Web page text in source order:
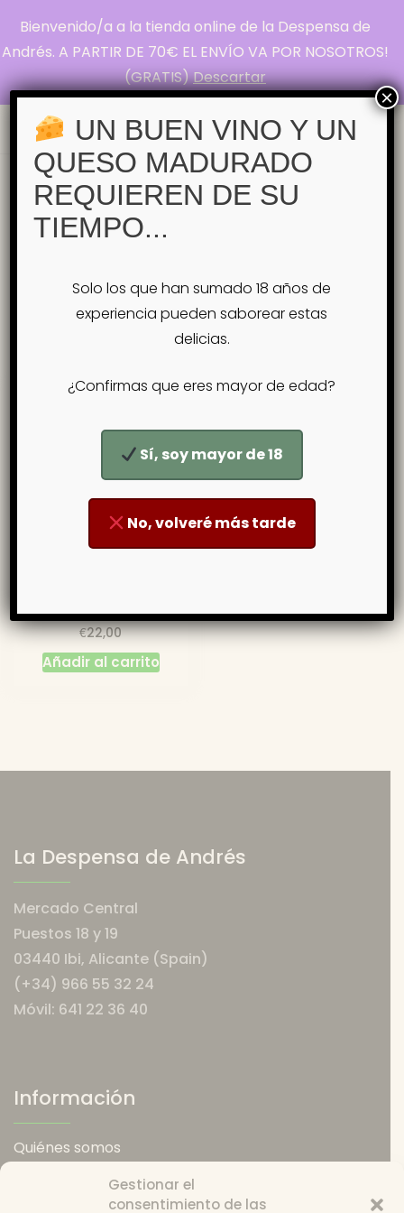
Gestionar el
consentimiento de las
Bienvenido/a a la tienda online de la Despensa de
Andrés. A PARTIR DE 70€ EL ENVÍO VA POR NOSOTROS!
(GRATIS)Descartar
La Despensa de
Andrés
Pasión por el Queso
Inicio Tienda manzanilla
Etiqueta:manzanilla
Mostrando el único resultado
€22,00
Añadir al carrito
La Despensa de Andrés
Mercado Central
Puestos 18 y 19
03440 Ibi, Alicante (Spain)
(+34) 966 55 32 24
Móvil: 641 22 36 40
Información
Quiénes somos
Política de devoluciones
UN BUEN VINO Y UN
QUESO MADURADO
REQUIEREN DE SU
TIEMPO...
Solo los que han sumado 18 años de
experiencia pueden saborear estas
delicias.
¿Confirmas que eres mayor de edad?
Sí, soy mayor de 18
No, volveré más tarde
×